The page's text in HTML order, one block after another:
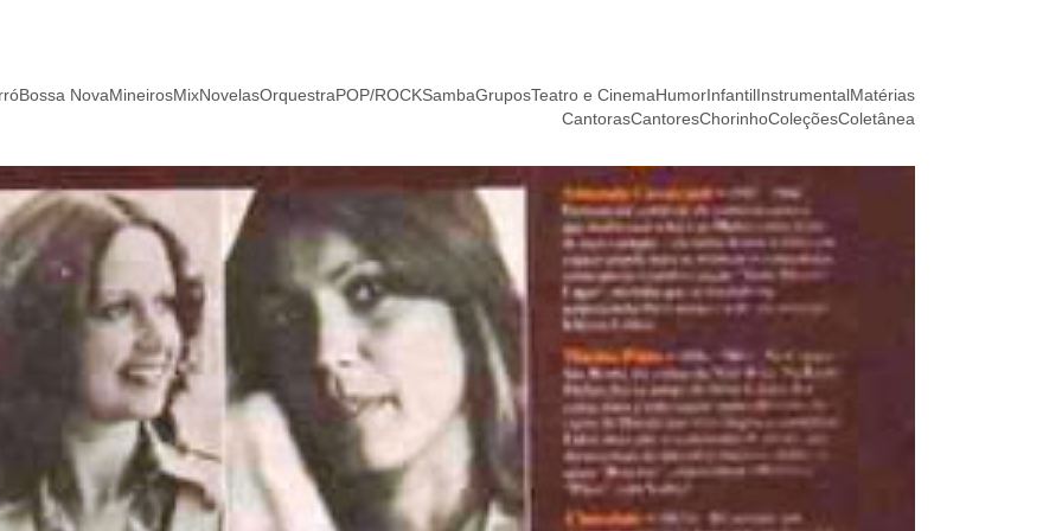
Bossa NovaMineirosMixNovelasOrquestraPOP/ROCKSambaGruposTeatro e CinemaHumorInfantilInstrumentalMatérias
CantorasCantoresChorinhoColeçõesColetânea